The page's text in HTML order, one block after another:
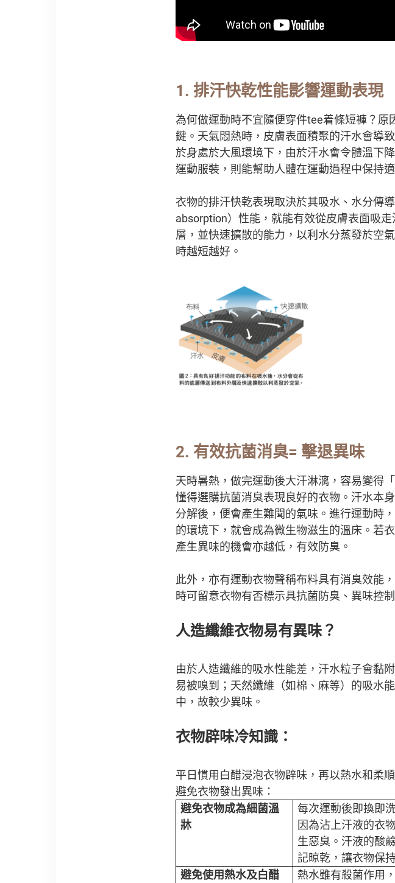
1. 排汗快乾性能影響運動表現
為何做運動時不宜隨便穿件tee着條短褲？
鍵。天氣悶熱時，皮膚表面積聚的汗水會導
於身處於大風環境下，由於汗水會令體溫下
運動服裝，則能幫助人體在運動過程中保持
衣物的排汗快乾表現取決於其吸水、水分傳
absorption）性能，就能有效從皮膚表面吸
層，並快速擴散的能力，以利水分蒸發於空
時越短越好。
2. 有效抗菌消臭= 擊退異味
天時暑熱，做完運動後大汗淋漓，容易變得
懂得選購抗菌消臭表現良好的衣物。汗水本
分解後，便會產生難聞的氣味。進行運動時
的環境下，就會成為微生物滋生的溫床。若
產生異味的機會亦越低，有效防臭。
此外，亦有運動衣物聲稱布料具有消臭效能
時可留意衣物有否標示具抗菌防臭、異味控
人造纖維衣物易有異味？
由於人造纖維的吸水性能差，汗水粒子會黏
易被嗅到；天然纖維（如棉、麻等）的吸水
中，故較少異味。
衣物辟味冷知識：
平日慣用白醋浸泡衣物辟味，再以熱水和柔
避免衣物發出異味：
避免衣物成為細菌溫
牀
每次運動後即換即
因為沾上汗液的衣
生惡臭。汗液的酸
記晾乾，讓衣物保
避免使用熱水及白醋
熱水雖有殺菌作用